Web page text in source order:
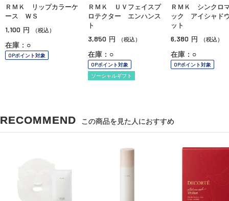
ＲＭＫ リップカラーケ
ース ＷＳ
1,100 円 （税込）
在庫：○
OPポイント対象
ＲＭＫ ＵＶフェイスプ
ロテクター エンハンス
ト
3,850 円 （税込）
在庫：○
OPポイント対象
ソーシャルギフト
ＲＭＫ シンクロ
ック アイシャド
ット
6,380 円 （税込）
在庫：○
OPポイント対象
RECOMMEND この商品を見た人におすすめ